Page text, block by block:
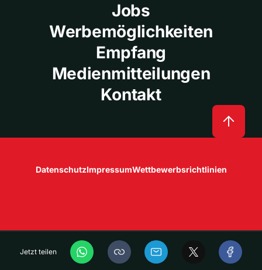
Jetzt teilen
Jobs
Werbemöglichkeiten
Empfang
Medienmitteilungen
Kontakt
DatenschutzImpressumWettbewerbsrichtlinien